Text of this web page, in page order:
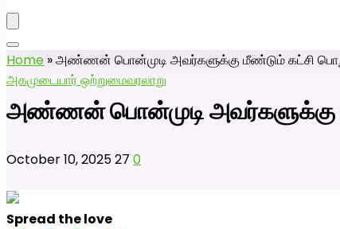
Home »அண்ணன் பொன்முடி அவர்களுக்கு மீண்டும் கட்சி
அகமுடையார் ஒற்றுமைவரலாறு
அண்ணன் பொன்முடி அவர்களுக்கு
October 10, 202527 0
Spread the love